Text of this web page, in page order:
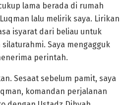
lama berada di rumah
lalu melirik saya. Lirikan
isyarat dari beliau untuk
Saya mengagguk
perintah.
Sesaat sebelum pamit, saya
komandan perjalanan